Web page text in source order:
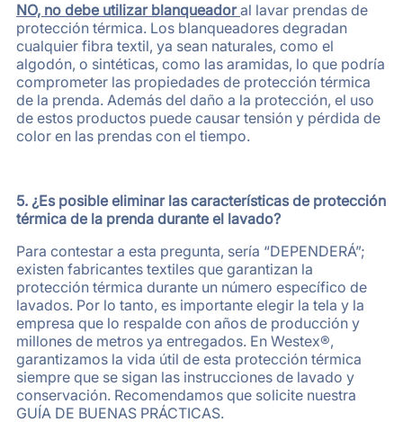
NO, no debe utilizar blanqueadoral lavar prendas de
protección térmica. Los blanqueadores degradan
cualquier fibra textil, ya sean naturales, como el
algodón, o sintéticas, como las aramidas, lo que podría
comprometer las propiedades de protección térmica
de la prenda. Además del daño a la protección, el uso
de estos productos puede causar tensión y pérdida de
color en las prendas con el tiempo.
5. ¿Es posible eliminar las características de protección
térmica de la prenda durante el lavado?
Para contestar a esta pregunta, sería “DEPENDERÁ”;
existen fabricantes textiles que garantizan la
protección térmica durante un número específico de
lavados. Por lo tanto, es importante elegir la tela y la
empresa que lo respalde con años de producción y
millones de metros ya entregados. En Westex®,
garantizamos la vida útil de esta protección térmica
siempre que se sigan las instrucciones de lavado y
conservación. Recomendamos que solicite nuestra
GUÍA DE BUENAS PRÁCTICAS.